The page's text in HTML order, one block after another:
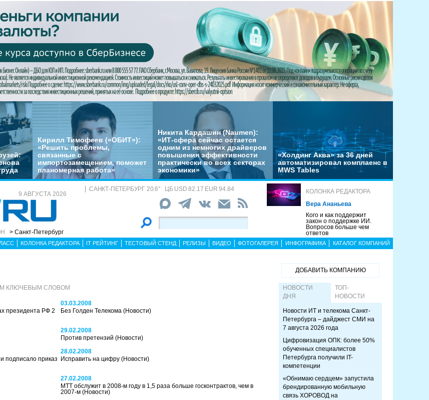
Кирилл Тимофеев («ОБИТ»):
«Решить проблемы,
связанные с
импортозамещением, поможет
планомерная работа»
Никита Кардашин (Naumen):
«ИТ-сфера сейчас остается
одним из немногих драйверов
повышения эффективности
практически во всех секторах
экономики»
«Холдинг Аква» за 36 дней
автоматизировал комплаенс в
MWS Tables
9 АВГУСТА 2026
> Санкт-Петербург
САНКТ-ПЕТЕРБУРГ 20.6° ЦБ USD 82.17 EUR 94.84
КОЛОНКА РЕДАКТОРА
Вера Ананьева
Кого и как поддержит
закон о поддержке ИИ.
Вопросов больше чем
ответов
КОЛОНКА РЕДАКТОРА IT РЕЙТИНГ ТЕСТОВЫЙ СТЕНД РЕЛИЗЫ ВИДЕО ФОТОГАЛЕРЕЯ ИНФОГРАФИКА КАТАЛОГ КОМПАНИЙ
КЛЮЧЕВЫМ СЛОВОМ
президента РФ 2
03.03.2008
Без Голден Телекома (Новости)
29.02.2008
Против претензий (Новости)
подписало приказ
28.02.2008
Исправить на цифру (Новости)
27.02.2008
МТТ обслужит в 2008-м году в 1,5 раза больше госконтрактов, чем в
2007-м (Новости)
ДОБАВИТЬ КОМПАНИЮ
НОВОСТИ
ДНЯ
ТОП-
НОВОСТИ
Новости ИТ и телекома Санкт-
Петербурга – дайджест СМИ на
7 августа 2026 года
Цифровизация ОПК: более 50%
обученных специалистов
Петербурга получили IT-
компетенции
«Обнимаю сердцем» запустила
брендированную мобильную
связь ХОРОВОД на